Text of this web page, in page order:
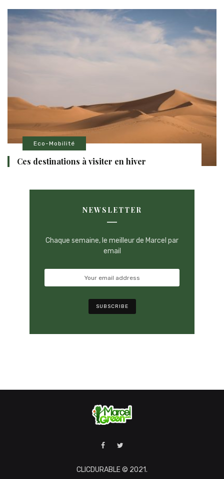
Eco-Mobilité
Ces destinations à visiter en hiver
NEWSLETTER
Chaque semaine, le meilleur de Marcel par
email
CLICDURABLE © 2021.